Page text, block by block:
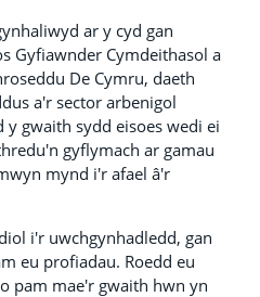
ar y cyd gan
Gyfiawnder Cymdeithasol a
De Cymru, daeth
a'r sector arbenigol
gwaith sydd eisoes wedi ei
gyflymach ar gamau
mynd i'r afael â'r
i'r uwchgynhadledd, gan
eu profiadau. Roedd eu
pam mae'r gwaith hwn yn